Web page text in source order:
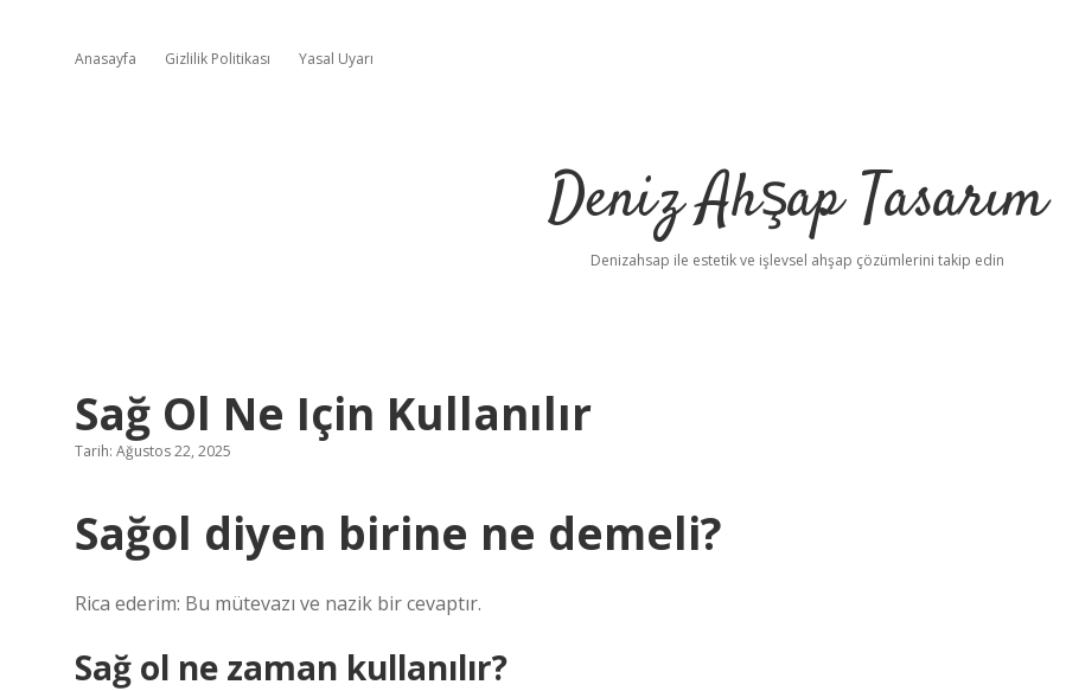
Anasayfa Gizlilik Politikası Yasal Uyarı
Deniz Ahşap Tasarım
Denizahsap ile estetik ve işlevsel ahşap çözümlerini takip edin
Sağ Ol Ne Için Kullanılır
Tarih: Ağustos 22, 2025
Sağol diyen birine ne demeli?
Rica ederim: Bu mütevazı ve nazik bir cevaptır.
Sağ ol ne zaman kullanılır?